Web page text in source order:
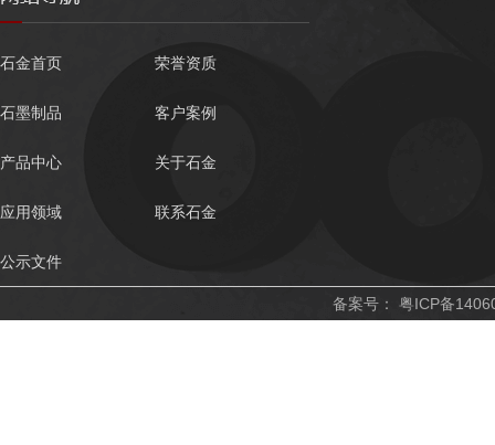
石金首页 荣誉资质
石墨制品 客户案例
产品中心 关于石金
应用领域 联系石金
公示文件
备案号： 粤ICP备